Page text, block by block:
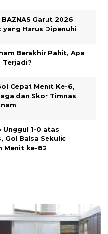
Garut 2026
yang Harus Dipenuhi
Berakhir Pahit, Apa
Terjadi?
Cepat Menit Ke-6,
dan Skor Timnas
Unggul 1-0 atas
Gol Balsa Sekulic
Menit ke-82